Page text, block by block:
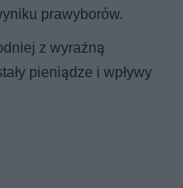
prawyborów.
z wyraźną
pieniądze i wpływy